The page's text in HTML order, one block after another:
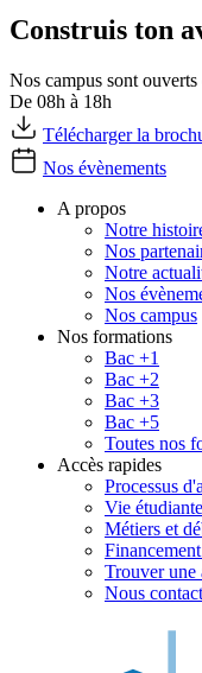
Construis ton
Nos campus sont
De 08h à 18h
Télécharger la
Nos évènements
A propos
Notre
Nos
Notre
Nos
Nos campus
Nos formations
Bac +1
Bac +2
Bac +3
Bac +5
Toutes nos
Accès rapides
Processus
Vie étudiante
Métiers et
Trouver une
Nous